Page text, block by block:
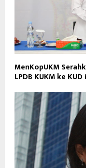
MenKopUKM
LPDB KUKM ke